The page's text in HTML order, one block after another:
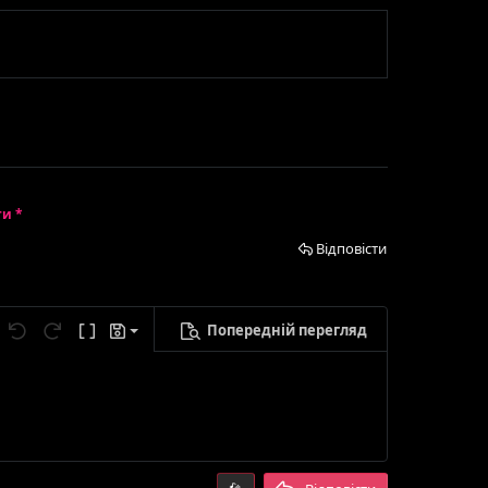
*
Відповісти
Скасувати
Повторити
Ввімкнути режим BB-кодів
Чернетки
чернетку
Попередній перегляд